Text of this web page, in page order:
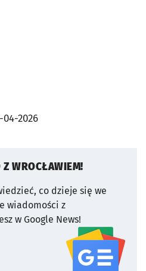
04-2026
Z WROCŁAWIEM!
co dzieje się we
wiadomości z
w Google News!
serwisu